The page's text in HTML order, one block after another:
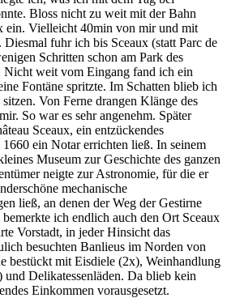
Bloss nicht zu weit mit der Bahn
ein. Vielleicht 40min von mir und mit
fuhr ich bis Sceaux (statt Parc de
Schritten schon am Park des
Nicht weit vom Eingang fand ich ein
Fontäne spritzte. Im Schatten blieb ich
Von Ferne drangen Klänge des
So war es sehr angenehm. Später
Sceaux, ein entzückendes
1660 ein Notar errichten ließ. In seinem
Museum zur Geschichte des ganzen
neigte zur Astronomie, für die er
mechanische
ließ, an denen der Weg der Gestirne
ich endlich auch den Ort Sceaux
Vorstadt, in jeder Hinsicht das
besuchten Banlieus im Norden von
bestückt mit Eisdiele (2x), Weinhandlung
und Delikatessenläden. Da blieb kein
Einkommen vorausgesetzt.